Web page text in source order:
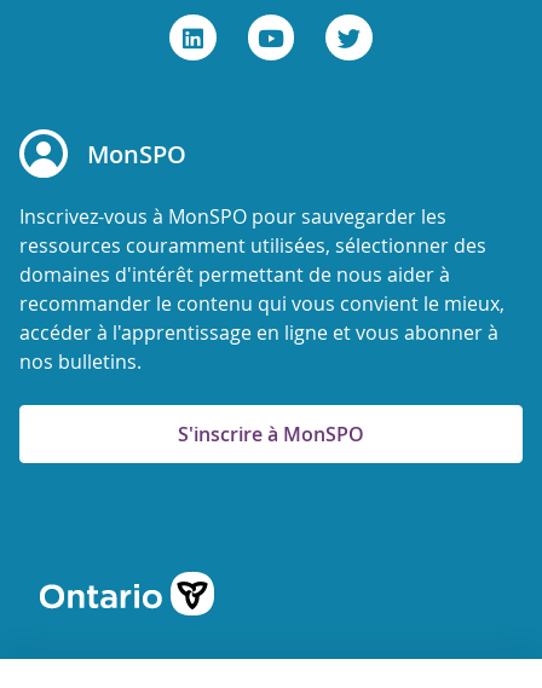
MonSPO
Inscrivez-vous à MonSPO pour sauvegarder les
ressources couramment utilisées, sélectionner des
domaines d'intérêt permettant de nous aider à
recommander le contenu qui vous convient le mieux,
accéder à l'apprentissage en ligne et vous abonner à
nos bulletins.
S'inscrire à MonSPO